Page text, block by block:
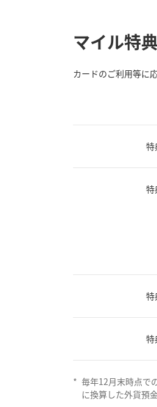
マイル特典
カードのご利用等に
特
特
特
特
* 毎年12月末時点で
に換算した外貨預